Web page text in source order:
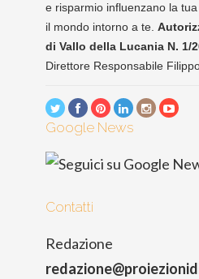
e risparmio influenzano la
il mondo intorno a te.
di Vallo della Lucania N. 1/
Direttore Responsabile
Google News
Contatti
Redazione